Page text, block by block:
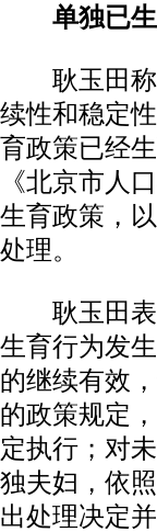
单独已
耿玉田称
续性和稳定
育政策已经
《北京市人
生育政策，
处理。
耿玉田表
生育行为发
的继续有效
的政策规定
定执行；对
独夫妇，依
出处理决定并